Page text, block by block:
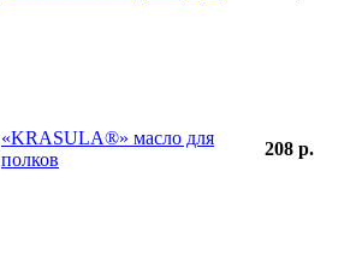
«KRASULA®» масло для
полков
208 р.